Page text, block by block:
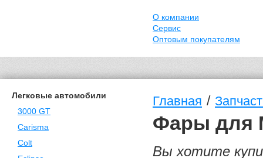
О компании
Сервис
Оптовым покупателям
Легковые автомобили
3000 GT
Carisma
Colt
Главная /
Фары для
Вы хотите